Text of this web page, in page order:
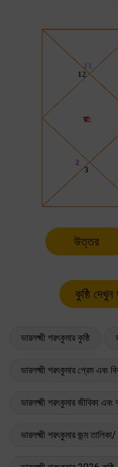
উত্তর
ভারলক্ষ্মী শরৎকুমার কুষ্ঠি
ভারলক্ষ্মী শরৎকুমার প্রেম এবং
ভারলক্ষ্মী শরৎকুমার জীবিকা
ভারলক্ষ্মী শরৎকুমার জন্ম